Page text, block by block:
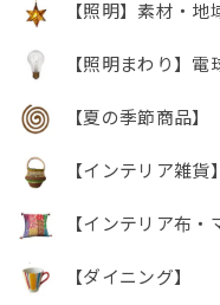
【照明】素材・地
【照明まわり】
【夏の季節商品】
【インテリア雑貨】
【インテリア布・
【ダイニング】